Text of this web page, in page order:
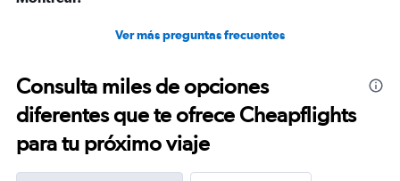
Ver más preguntas frecuentes
Consulta miles de opciones
diferentes que te ofrece Cheapflights
para tu próximo viaje